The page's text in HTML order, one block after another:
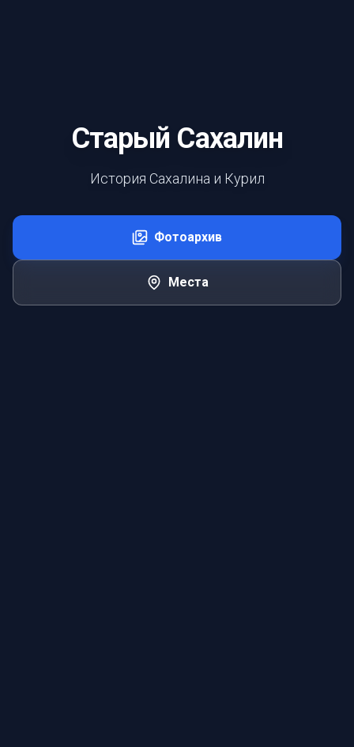
Старый Сахалин
История Сахалина и Курил
Фотоархив
Места